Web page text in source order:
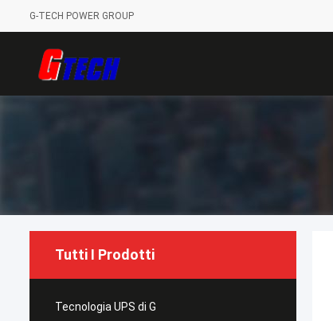
G-TECH POWER GROUP
Tutti I Prodotti
Tecnologia UPS di G